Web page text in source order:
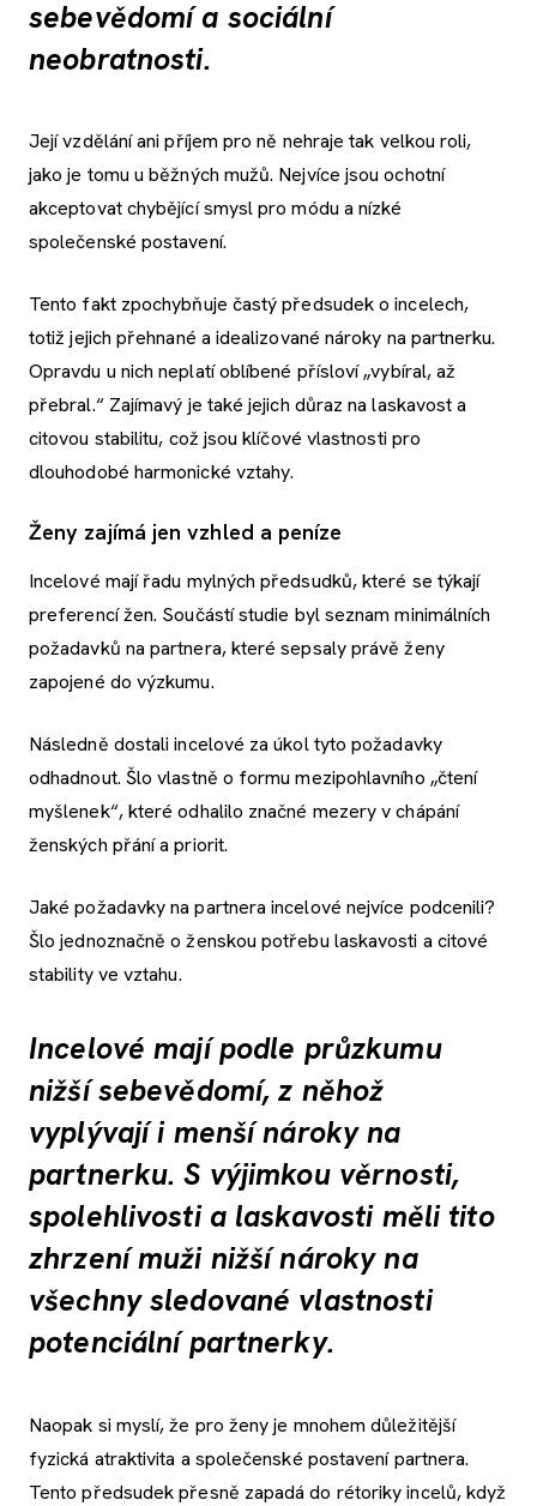
sebevědomí a sociální
neobratnosti.
Její vzdělání ani příjem pro ně nehraje tak velkou roli,
jako je tomu u běžných mužů. Nejvíce jsou ochotní
akceptovat chybějící smysl pro módu a nízké
společenské postavení.
Tento fakt zpochybňuje častý předsudek o incelech,
totiž jejich přehnané a idealizované nároky na partnerku.
Opravdu u nich neplatí oblíbené přísloví „vybíral, až
přebral.“ Zajímavý je také jejich důraz na laskavost a
citovou stabilitu, což jsou klíčové vlastnosti pro
dlouhodobé harmonické vztahy.
Ženy zajímá jen vzhled a peníze
Incelové mají řadu mylných předsudků, které se týkají
preferencí žen. Součástí studie byl seznam minimálních
požadavků na partnera, které sepsaly právě ženy
zapojené do výzkumu.
Následně dostali incelové za úkol tyto požadavky
odhadnout. Šlo vlastně o formu mezipohlavního „čtení
myšlenek“, které odhalilo značné mezery v chápání
ženských přání a priorit.
Jaké požadavky na partnera incelové nejvíce podcenili?
Šlo jednoznačně o ženskou potřebu laskavosti a citové
stability ve vztahu.
Incelové mají podle průzkumu
nižší sebevědomí, z něhož
vyplývají i menší nároky na
partnerku. S výjimkou věrnosti,
spolehlivosti a laskavosti měli tito
zhrzení muži nižší nároky na
všechny sledované vlastnosti
potenciální partnerky.
Naopak si myslí, že pro ženy je mnohem důležitější
fyzická atraktivita a společenské postavení partnera.
Tento předsudek přesně zapadá do rétoriky incelů, když